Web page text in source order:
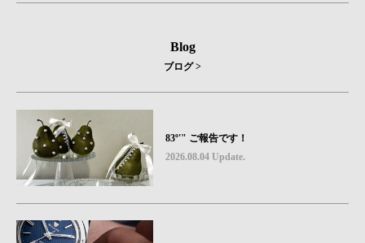
Blog
ブログ >
83º'" ご報告です！
2026.08.04 Update.